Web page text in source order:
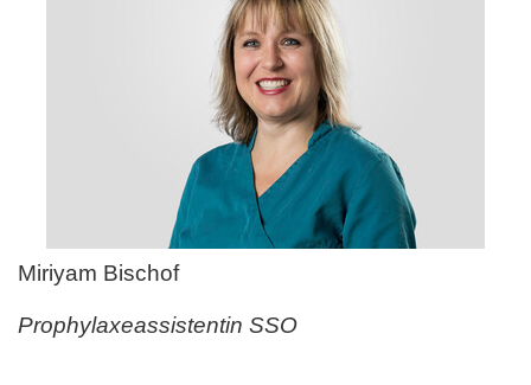
Miriyam Bischof
Prophylaxeassistentin SSO